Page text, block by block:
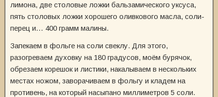
лимона, две столовые ложки бальзамического уксуса,
пять столовых ложки хорошего оливкового масла, соли-
перец и… 400 грамм малины.
Запекаем в фольге на соли свеклу. Для этого,
разогреваем духовку на 180 градусов, моём бурячок,
обрезаем корешок и листики, накалываем в нескольких
местах ножом, заворачиваем в фольгу и кладем на
противень, на который насыпано миллиметров 5 соли.